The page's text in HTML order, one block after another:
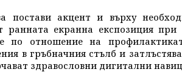
постави акцент и върху
ранната екранна експозиция
по отношение на
в гръбначния стълб и
здравословни дигитални